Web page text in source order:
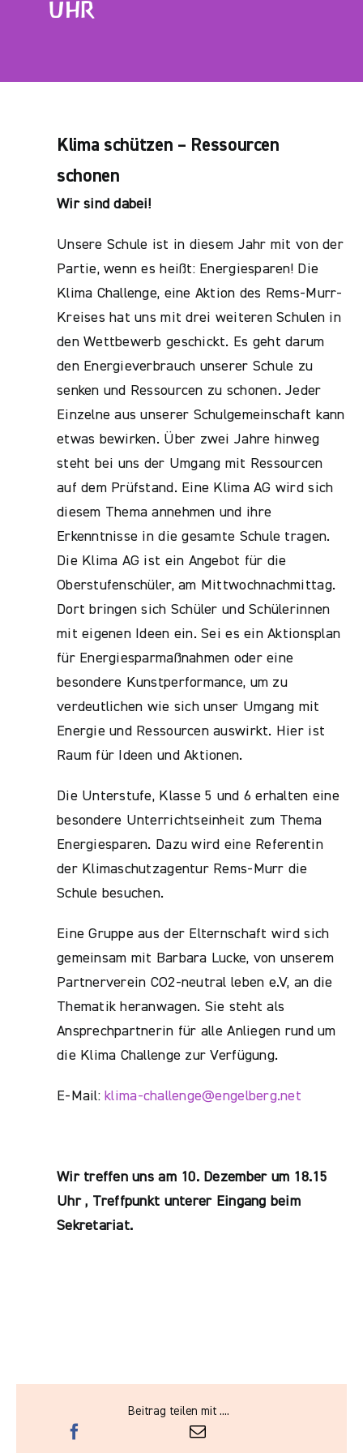
UHR
Klima schützen – Ressourcen
schonen
Wir sind dabei!
Unsere Schule ist in diesem Jahr mit von der
Partie, wenn es heißt: Energiesparen! Die
Klima Challenge, eine Aktion des Rems-Murr-
Kreises hat uns mit drei weiteren Schulen in
den Wettbewerb geschickt. Es geht darum
den Energieverbrauch unserer Schule zu
senken und Ressourcen zu schonen. Jeder
Einzelne aus unserer Schulgemeinschaft kann
etwas bewirken. Über zwei Jahre hinweg
steht bei uns der Umgang mit Ressourcen
auf dem Prüfstand. Eine Klima AG wird sich
diesem Thema annehmen und ihre
Erkenntnisse in die gesamte Schule tragen.
Die Klima AG ist ein Angebot für die
Oberstufenschüler, am Mittwochnachmittag.
Dort bringen sich Schüler und Schülerinnen
mit eigenen Ideen ein. Sei es ein Aktionsplan
für Energiesparmaßnahmen oder eine
besondere Kunstperformance, um zu
verdeutlichen wie sich unser Umgang mit
Energie und Ressourcen auswirkt. Hier ist
Raum für Ideen und Aktionen.
Die Unterstufe, Klasse 5 und 6 erhalten eine
besondere Unterrichtseinheit zum Thema
Energiesparen. Dazu wird eine Referentin
der Klimaschutzagentur Rems-Murr die
Schule besuchen.
Eine Gruppe aus der Elternschaft wird sich
gemeinsam mit Barbara Lucke, von unserem
Partnerverein CO2-neutral leben e.V, an die
Thematik heranwagen. Sie steht als
Ansprechpartnerin für alle Anliegen rund um
die Klima Challenge zur Verfügung.
E-Mail: klima-challenge@engelberg.net
Wir treffen uns am 10. Dezember um 18.15
Uhr , Treffpunkt unterer Eingang beim
Sekretariat.
Beitrag teilen mit ....